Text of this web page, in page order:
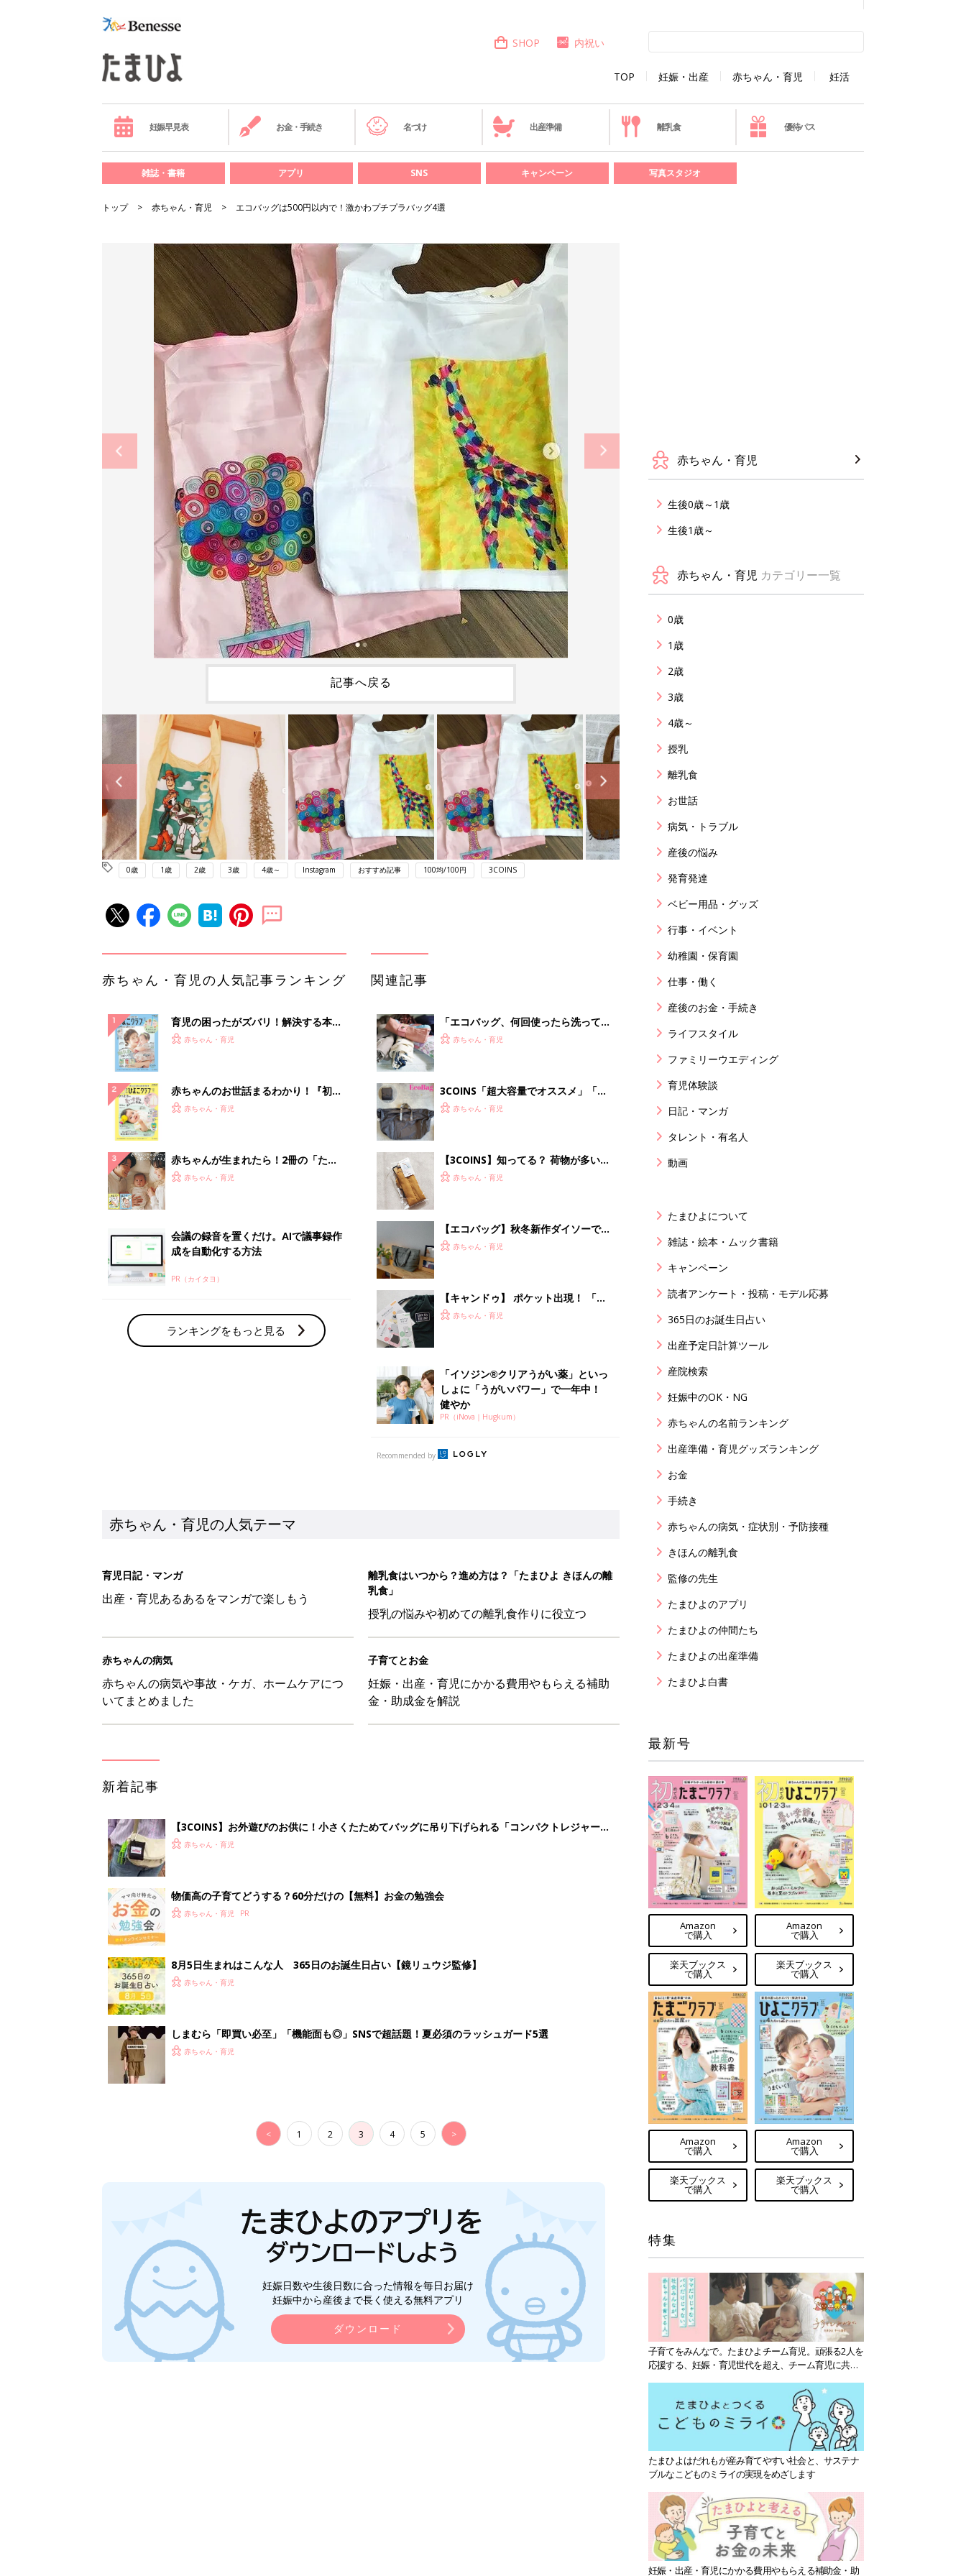
TOP 妊娠・出産 赤ちゃん・育児 妊活
SHOP 内祝い
妊娠早見表 お金・手続き 名づけ 出産準備 離乳食 優待パス
雑誌・書籍 アプリ SNS キャンペーン 写真スタジオ
トップ 赤ちゃん・育児 エコバッグは500円以内で！激かわプチプラバッグ4選
記事へ戻る
0歳 1歳 2歳 3歳 4歳～ Instagram おすすめ記事 100均/100円 3COINS
赤ちゃん・育児の人気記事ランキング
育児の困ったがズバリ！解決する本
『ひよこクラブ 夏号』 4カ月～2才
赤ちゃん・育児
赤ちゃんのお世話まるわかり！『初め
てのひよこクラブ 夏号』〈巻頭大特
赤ちゃん・育児
赤ちゃんが生まれたら！2冊の「たま
ひよ」
赤ちゃん・育児
会議の録音を置くだけ。AIで議事録作
成を自動化する方法
PR（カイタヨ）
ランキングをもっと見る
関連記事
「エコバッグ、何回使ったら洗って
る？」買い物に使うエコバッグ、洗濯
赤ちゃん・育児
3COINS「超大容量でオススメ」「両
手があいて便利」話題のエコバッグ4
赤ちゃん・育児
【3COINS】知ってる？ 荷物が多いと
きも子どもと手がつなげる「バッグ吊
赤ちゃん・育児
【エコバッグ】秋冬新作ダイソーで見
つけた！高見えバッグ4選
赤ちゃん・育児
【キャンドゥ】 ポケット出現！ 「収
納性ゼロ」バッグが、まさかの理想的
赤ちゃん・育児
「イソジン®クリアうがい薬」といっ
しょに「うがいパワー」で一年中！
健やか
PR（iNova｜Hugkum）
Recommended by
赤ちゃん・育児の人気テーマ
育児日記・マンガ
出産・育児あるあるをマンガで楽しもう
離乳食はいつから？進め方は？「たまひよ きほんの離
乳食」
授乳の悩みや初めての離乳食作りに役立つ
赤ちゃんの病気
赤ちゃんの病気や事故・ケガ、ホームケアにつ
いてまとめました
子育てとお金
妊娠・出産・育児にかかる費用やもらえる補助
金・助成金を解説
新着記事
【3COINS】お外遊びのお供に！小さくたためてバッグに吊り下げられる「コンパクトレジャーシ
ート」
赤ちゃん・育児
物価高の子育てどうする？60分だけの【無料】お金の勉強会
赤ちゃん・育児
8月5日生まれはこんな人 365日のお誕生日占い【鏡リュウジ監修】
赤ちゃん・育児
しまむら「即買い必至」「機能面も◎」SNSで超話題！夏必須のラッシュガード5選
赤ちゃん・育児
< 1 2 3 4 5 >
妊娠日数や生後日数に合った情報を毎日お届け
妊娠中から産後まで長く使える無料アプリ
ダウンロード
赤ちゃん・育児
生後0歳～1歳
生後1歳～
赤ちゃん・育児 カテゴリー一覧
0歳
1歳
2歳
3歳
4歳～
授乳
離乳食
お世話
病気・トラブル
産後の悩み
発育発達
ベビー用品・グッズ
行事・イベント
幼稚園・保育園
仕事・働く
産後のお金・手続き
ライフスタイル
ファミリーウエディング
育児体験談
日記・マンガ
タレント・有名人
動画
たまひよについて
雑誌・絵本・ムック書籍
キャンペーン
読者アンケート・投稿・モデル応募
365日のお誕生日占い
出産予定日計算ツール
産院検索
妊娠中のOK・NG
赤ちゃんの名前ランキング
出産準備・育児グッズランキング
お金
手続き
赤ちゃんの病気・症状別・予防接種
きほんの離乳食
監修の先生
たまひよのアプリ
たまひよの仲間たち
たまひよの出産準備
たまひよ白書
最新号
Amazon
で購入
楽天ブックス
で購入
Amazon
で購入
楽天ブックス
で購入
Amazon
で購入
楽天ブックス
で購入
Amazon
で購入
楽天ブックス
で購入
特集
子育てをみんなで。たまひよチーム育児。頑張る2人を
応援する、妊娠・育児世代を超え、チーム育児に共感
たまひよはだれもが産み育てやすい社会と、サステナ
ブルなこどものミライの実現をめざします
妊娠・出産・育児にかかる費用やもらえる補助金・助